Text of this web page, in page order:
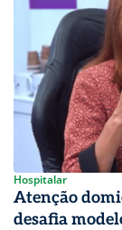
Hospitalar
Atenção
desafia